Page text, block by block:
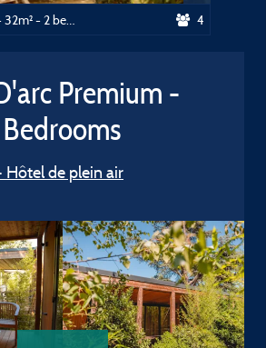
4
Premium -
Hôtel de plein air